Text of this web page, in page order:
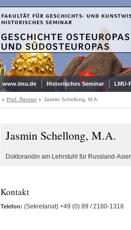
www.lmu.de Historisches Seminar LMU-
Prof. Renner Jasmin Schellong, M.A.
Jasmin Schellong, M.A.
Doktorandin am Lehrstuhl für Russland-
Kontakt
Telefon: (Sekretariat) +49 (0) 89 / 2180-1318